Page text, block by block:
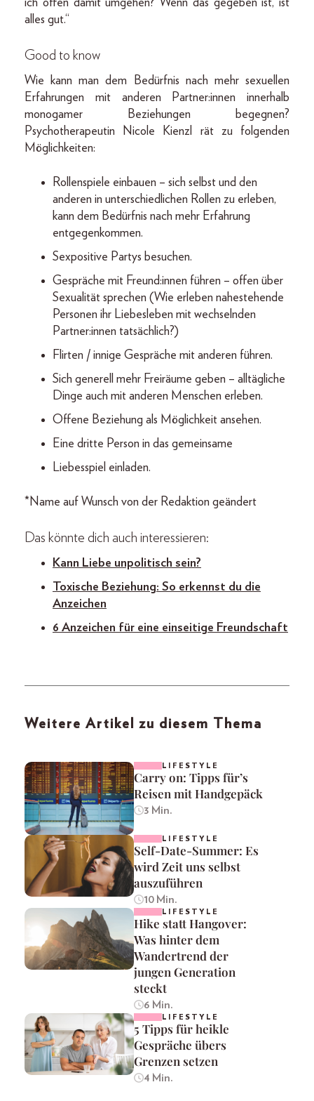
ich offen damit umgehen? Wenn das gegeben ist, ist
alles gut.“
Good to know
Wie kann man dem Bedürfnis nach mehr sexuellen
Erfahrungen mit anderen Partner:innen innerhalb
monogamer Beziehungen begegnen?
Psychotherapeutin Nicole Kienzl rät zu folgenden
Möglichkeiten:
Rollenspiele einbauen – sich selbst und den
anderen in unterschiedlichen Rollen zu erleben,
kann dem Bedürfnis nach mehr Erfahrung
entgegenkommen.
Sexpositive Partys besuchen.
Gespräche mit Freund:innen führen – offen über
Sexualität sprechen (Wie erleben nahestehende
Personen ihr Liebesleben mit wechselnden
Partner:innen tatsächlich?)
Flirten / innige Gespräche mit anderen führen.
Sich generell mehr Freiräume geben – alltägliche
Dinge auch mit anderen Menschen erleben.
Offene Beziehung als Möglichkeit ansehen.
Eine dritte Person in das gemeinsame
Liebesspiel einladen.
*Name auf Wunsch von der Redaktion geändert
Das könnte dich auch interessieren:
Kann Liebe unpolitisch sein?
Toxische Beziehung: So erkennst du die
Anzeichen
6 Anzeichen für eine einseitige Freundschaft
Weitere Artikel zu diesem Thema
LIFESTYLE
Carry on: Tipps für’s
Reisen mit Handgepäck
3 Min.
LIFESTYLE
Self-Date-Summer: Es
wird Zeit uns selbst
auszuführen
10 Min.
LIFESTYLE
Hike statt Hangover:
Was hinter dem
Wandertrend der
jungen Generation
steckt
6 Min.
LIFESTYLE
5 Tipps für heikle
Gespräche übers
Grenzen setzen
4 Min.